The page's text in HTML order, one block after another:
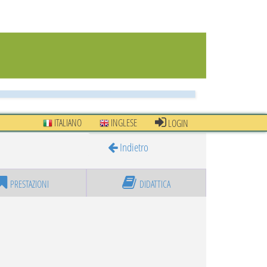
ITALIANO INGLESE
LOGIN
Indietro
PRESTAZIONI DIDATTICA